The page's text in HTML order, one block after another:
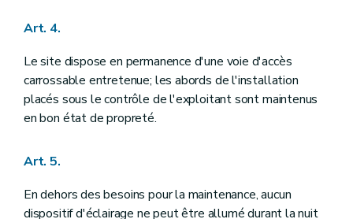
Art. 4.
Le site dispose en permanence d'une voie d'accès
carrossable entretenue; les abords de l'installation
placés sous le contrôle de l'exploitant sont maintenus
en bon état de propreté.
Art. 5.
En dehors des besoins pour la maintenance, aucun
dispositif d'éclairage ne peut être allumé durant la nuit